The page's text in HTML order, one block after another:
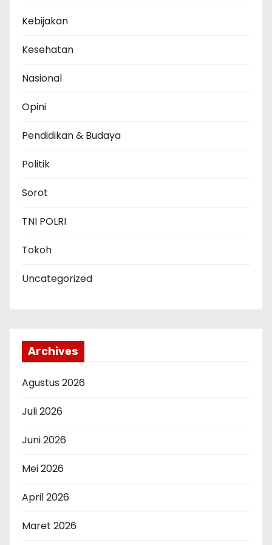
Kebijakan
Kesehatan
Nasional
Opini
Pendidikan & Budaya
Politik
Sorot
TNI POLRI
Tokoh
Uncategorized
Archives
Agustus 2026
Juli 2026
Juni 2026
Mei 2026
April 2026
Maret 2026